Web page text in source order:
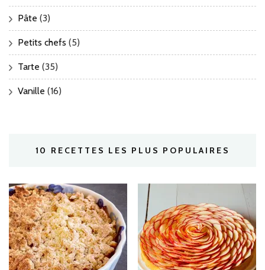
Pâte (3)
Petits chefs (5)
Tarte (35)
Vanille (16)
10 RECETTES LES PLUS POPULAIRES